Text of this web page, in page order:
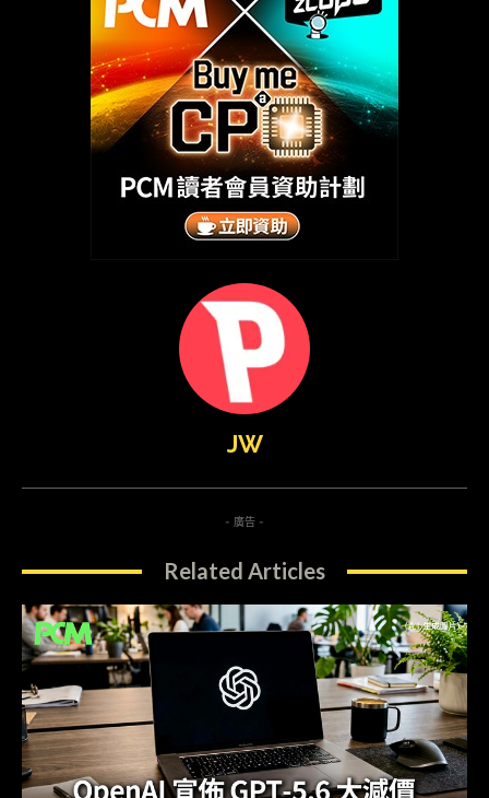
JW
- 廣告 -
Related Articles